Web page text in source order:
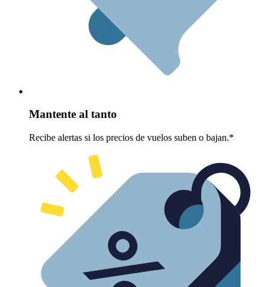
Mantente al tanto
Recibe alertas si los precios de vuelos suben o bajan.*